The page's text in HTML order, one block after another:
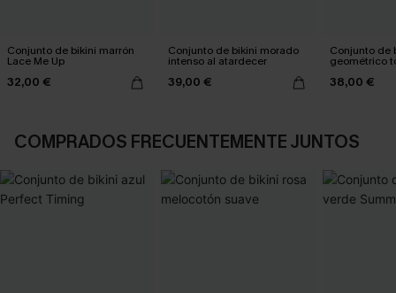
Conjunto de bikini marrón
Lace Me Up
32,00 €
Conjunto de bikini morado
intenso al atardecer
39,00 €
Conjunto de
geométrico
genial
38,00 €
COMPRADOS FRECUENTEMENTE JUNTOS